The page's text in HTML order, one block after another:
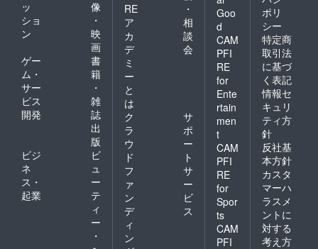
ッ
ショ
ン
像
・
映
画
ゲー
ム・
サー
ビス
開発
書
籍
・
雑
誌
出
版
ビジ
ネ
ス・
起業
ビ
ュ
ー
テ
ィ
ー
・
RE
ア
カ
デ
ミ
ー
と
は
・
相
談
会
ク
ラ
ウ
ド
フ
ァ
ン
デ
ィ
ン
サ
ポ
ー
ト
サ
ー
ビ
ス
Goo
d
CAM
PFI
RE
for
Ente
rtain
men
t
CAM
PFI
RE
for
Spor
ts
CAM
PFI
ポリ
シー
特定商
取引法
に基づ
く表記
情報セ
キュリ
ティ方
針
反社基
本方針
カスタ
マーハ
ラスメ
ントに
対する
考え方